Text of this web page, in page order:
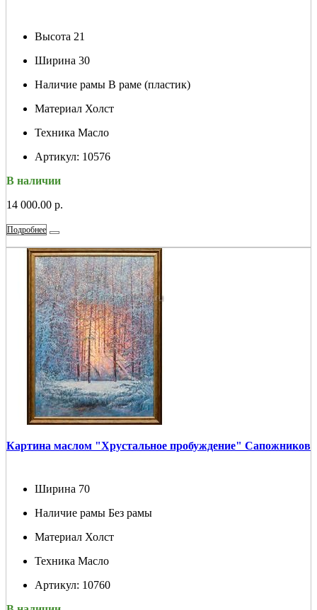
Высота 21
Ширина 30
Наличие рамы В раме (пластик)
Материал Холст
Техника Масло
Артикул: 10576
В наличии
14 000.00 р.
Подробнее
Картина маслом "Хрустальное пробуждение" Сапожников
Ширина 70
Наличие рамы Без рамы
Материал Холст
Техника Масло
Артикул: 10760